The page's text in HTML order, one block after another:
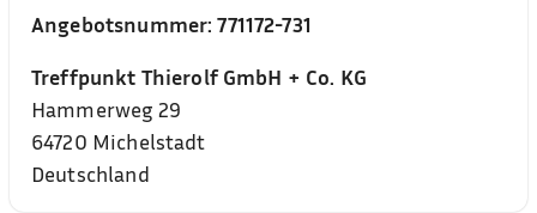
Angebotsnummer:771172-731
Treffpunkt Thierolf GmbH + Co. KG
Hammerweg 29
64720 Michelstadt
Deutschland